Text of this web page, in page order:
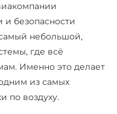
и безопасности
небольшой,
где всё
Именно это делает
из самых
по воздуху.